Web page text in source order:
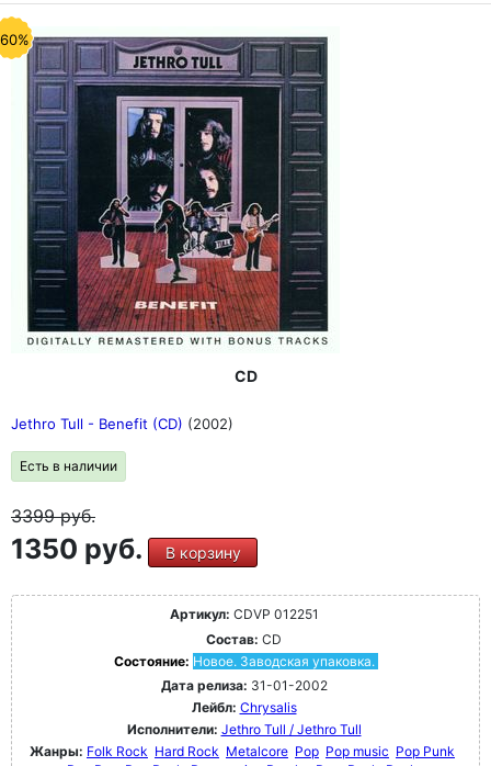
CD
Jethro Tull - Benefit (CD) (2002)
Есть в наличии
3399руб.
1350 руб. В корзину
Артикул: CDVP 012251
Состав: CD
Состояние: Новое. Заводская упаковка.
Дата релиза: 31-01-2002
Лейбл: Chrysalis
Исполнители: Jethro Tull / Jethro Tull
Жанры: Folk Rock Hard Rock Metalcore Pop Pop music Pop Punk